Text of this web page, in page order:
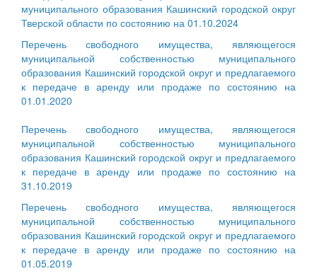
муниципального образования Кашинский городской округ
Тверской области по состоянию на 01.10.2024
Перечень свободного имущества, являющегося
муниципальной собственностью муниципального
образования Кашинский городской округ и предлагаемого
к передаче в аренду или продаже по состоянию на
01.01.2020
Перечень свободного имущества, являющегося
муниципальной собственностью муниципального
образования Кашинский городской округ и предлагаемого
к передаче в аренду или продаже по состоянию на
31.10.2019
Перечень свободного имущества, являющегося
муниципальной собственностью муниципального
образования Кашинский городской округ и предлагаемого
к передаче в аренду или продаже по состоянию на
01.05.2019